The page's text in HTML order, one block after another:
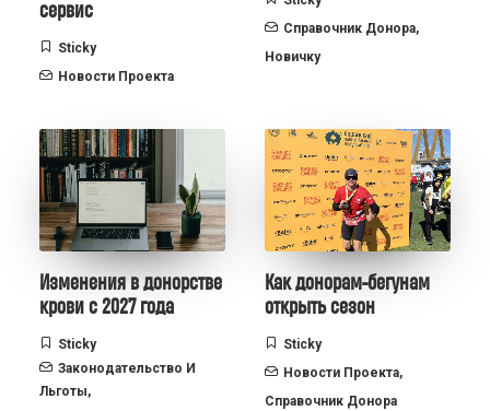
сервис
Sticky
Новости Проекта
Справочник Донора,
Новичку
Изменения в донорстве
крови с 2027 года
Sticky
Законодательство И
Льготы,
Как донорам-бегунам
открыть сезон
Sticky
Новости Проекта,
Справочник Донора